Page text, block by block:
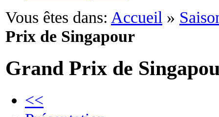
Vous êtes dans: Accueil »
Prix de Singapour
Grand Prix de
<<